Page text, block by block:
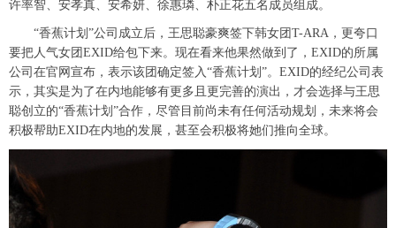
许率智、安孝真、安希妍、徐惠璘、朴正花五名成员组成。
“香蕉计划”公司成立后，王思聪豪爽签下韩女团T-ARA，更夸口
要把人气女团EXID给包下来。现在看来他果然做到了，EXID的所属
公司在官网宣布，表示该团确定签入“香蕉计划”。EXID的经纪公司表
示，其实是为了在内地能够有更多且更完善的演出，才会选择与王思
聪创立的“香蕉计划”合作，尽管目前尚未有任何活动规划，未来将会
积极帮助EXID在内地的发展，甚至会积极将她们推向全球。